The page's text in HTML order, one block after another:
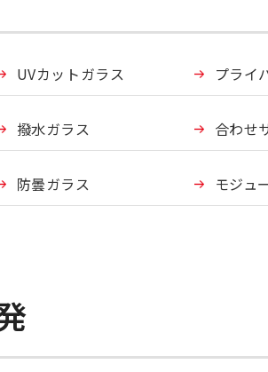
UVカットガラス プライ
撥水ガラス 合わせ
防曇ガラス モジュ